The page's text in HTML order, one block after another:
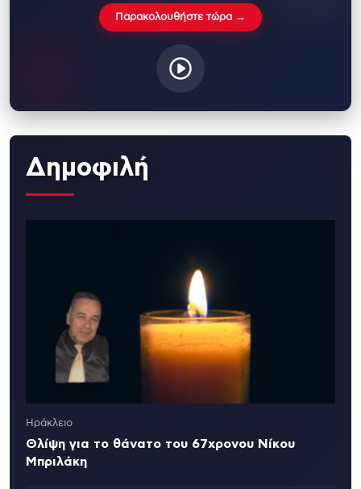
Παρακολουθήστε τώρα →
Δημοφιλή
Ηράκλειο
Θλίψη για το θάνατο του 67χρονου Νίκου
Μπριλάκη